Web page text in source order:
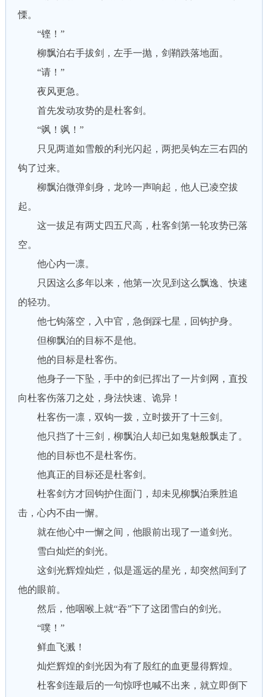
慄。
“铿！”
柳飘泊右手拔剑，左手一抛，剑鞘跌落地面。
“请！”
夜风更急。
首先发动攻势的是杜客剑。
“飒！飒！”
只见两道如雪般的利光闪起，两把吴钩左三右四的
钩了过来。
柳飘泊微弹剑身，龙吟一声响起，他人已凌空拔
起。
这一拔足有两丈四五尺高，杜客剑第一轮攻势已落
空。
他心内一凛。
只因这么多年以来，他第一次见到这么飘逸、快速
的轻功。
他七钩落空，入中官，急倒踩七星，回钩护身。
但柳飘泊的目标不是他。
他的目标是杜客伤。
他身子一下坠，手中的剑已挥出了一片剑网，直投
向杜客伤落刀之处，身法快速、诡异！
杜客伤一凛，双钩一拨，立时拨开了十三剑。
他只挡了十三剑，柳飘泊人却已如鬼魅般飘走了。
他的目标也不是杜客伤。
他真正的目标还是杜客剑。
杜客剑方才回钩护住面门，却未见柳飘泊乘胜追
击，心内不由一懈。
就在他心中一懈之间，他眼前出现了一道剑光。
雪白灿烂的剑光。
这剑光辉煌灿烂，似是遥远的星光，却突然间到了
他的眼前。
然后，他咽喉上就“吞”下了这团雪白的剑光。
“噗！”
鲜血飞溅！
灿烂辉煌的剑光因为有了殷红的血更显得辉煌。
杜客剑连最后的一句惊呼也喊不出来，就立即倒下